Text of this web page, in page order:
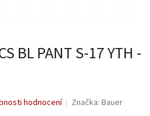
BL PANT S-17 YTH -
hodnocení Značka:Bauer